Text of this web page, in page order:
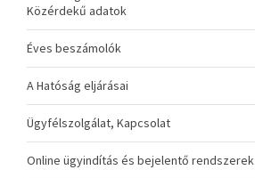
Közérdekű adatok
Éves beszámolók
A Hatóság eljárásai
Ügyfélszolgálat, Kapcsolat
Online ügyindítás és bejelentő rendszerek